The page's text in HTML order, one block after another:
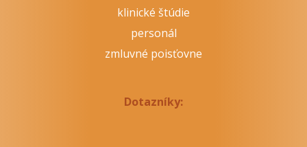
klinické štúdie
personál
zmluvné poisťovne
Dotazníky: